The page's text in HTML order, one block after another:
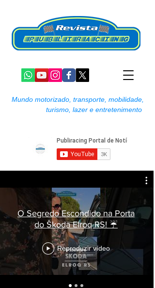
Mundo motorizado, transporte, mobilidade,
turismo, lazer e entretenimento
O Segredo Escondido na Porta
do Škoda Elroq RS! ☔
Reproduzir vídeo